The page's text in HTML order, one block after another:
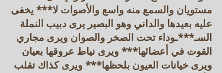
مستويان والسمع منه واسع والأصوات لا*** يخفى
عليه بعيدها والداني وهو البصير يرى دبيب النملة
السـ***ـوداء تحت الصخر والصوان ويرى مجاري
القوت في أعضائها*** ويرى نياط عروقها بعيان
ويرى خيانات العيون بلحظها*** ويرى كذاك تقلب